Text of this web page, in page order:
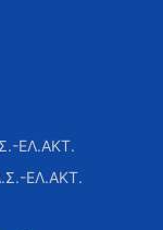
ΕΛ.ΑΚΤ.
ΕΛ.ΑΚΤ.